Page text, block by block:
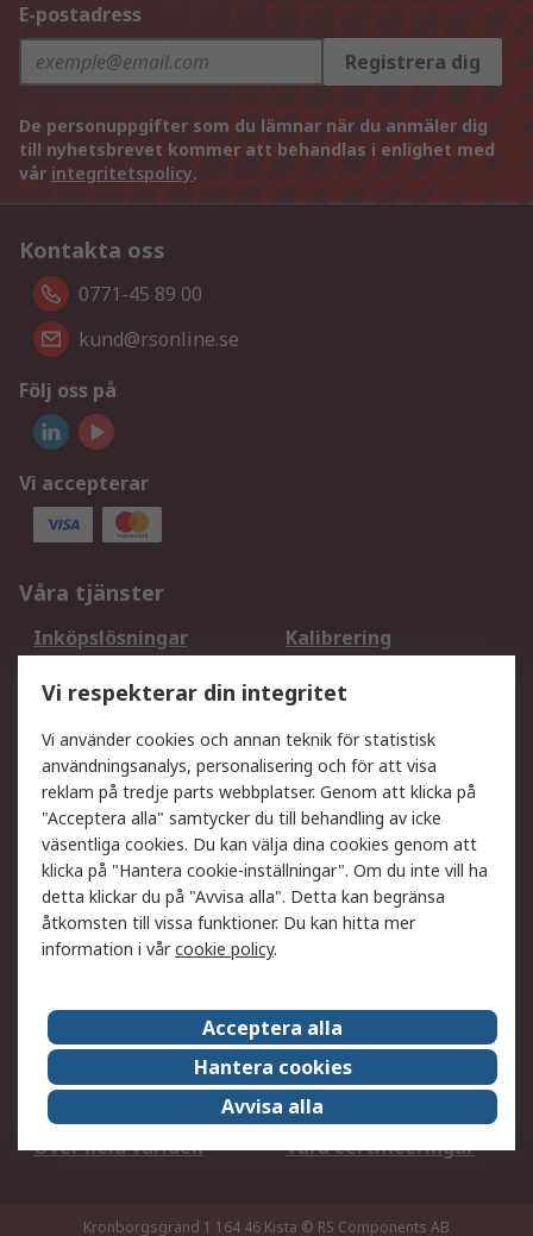
E-postadress
Registrera dig
De personuppgifter som du lämnar när du anmäler dig
till nyhetsbrevet kommer att behandlas i enlighet med
vår integritetspolicy.
Kontakta oss
0771-45 89 00
kund@rsonline.se
Följ oss på
Vi accepterar
Våra tjänster
Inköpslösningar
Kalibrering
DesignSpark
Teknisk Support
Ditt lokala säljteam
Exportlösningar
Support
Få hjälp
Retur av varor
Leverans
Spåra din order
Begär en fakturakopi
Fördelar med RS-konto
Betalningsalternativ
Om RS
Försäljningsvillkor
Det juridiska
Press Centre
Jobba hos RS
ESG
Över hela världen
Våra certificeringar
Kronborgsgränd 1 164 46 Kista © RS Components AB
Vi respekterar din integritet
Vi använder cookies och annan teknik för statistisk
användningsanalys, personalisering och för att visa
reklam på tredje parts webbplatser. Genom att klicka på
"Acceptera alla" samtycker du till behandling av icke
väsentliga cookies. Du kan välja dina cookies genom att
klicka på "Hantera cookie-inställningar". Om du inte vill ha
detta klickar du på "Avvisa alla". Detta kan begränsa
åtkomsten till vissa funktioner. Du kan hitta mer
information i vårcookie policy.
Acceptera alla
Hantera cookies
Avvisa alla